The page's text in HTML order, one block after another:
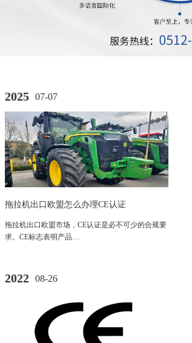
2025 07-07
拖拉机出口欧盟怎么办理CE认证
拖拉机出口欧盟市场，CE认证是必不可少的合规要
求。CE标志表明产品…
2022 08-26